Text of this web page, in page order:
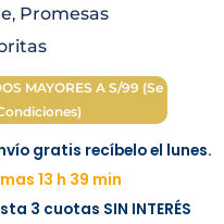
, Promesas
MAYORES A S/99 (Se
gratis recíbelo el lunes.
13 h 39 min
3 cuotas SIN INTERÉS